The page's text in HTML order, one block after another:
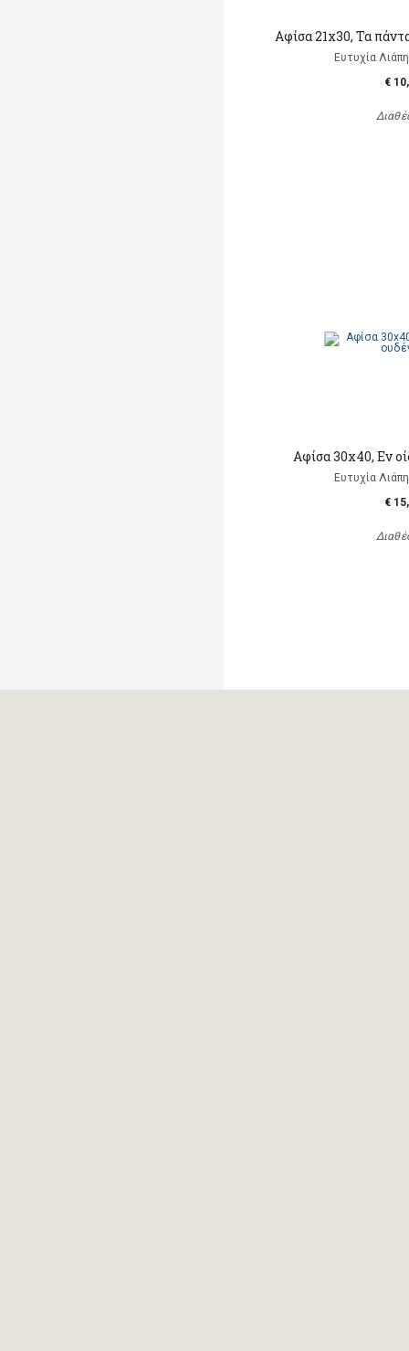
Αφίσα 21x30, Τα
Ευτυχία
€
Αφίσα 30x40, Εν
Ευτυχία
€